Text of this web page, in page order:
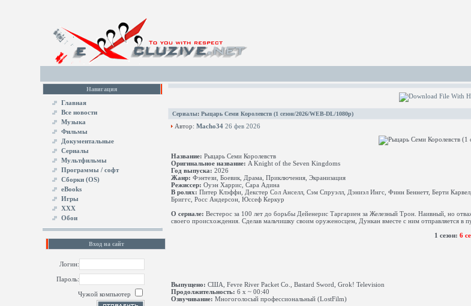
Навигация
Главная
Все новости
Музыка
Фильмы
Документальные
Сериалы
Мультфильмы
Программы / софт
Сборки (OS)
eBooks
Игры
XXX
Обои
Вход на сайт
Логин:
Пароль:
Чужой компьютер
Сериалы: Рыцарь Семи Королевств (1 сезон/2026/WEB-DL/1080p)
Автор: Macho34 26 фев 2026
Название: Рыцарь Семи Королевств
Оригинальное название: A Knight of the Seven Kingdoms
Год выпуска: 2026
Жанр: Фэнтези, Боевик, Драма, Приключения, Экранизация
Режиссер: Оуэн Харрис, Сара Адина
В ролях: Питер Клэффи, Декстер Сол Анселл, Сэм Спруэлл, Дэниэл Ингс, Финн Беннетт, Берти
Бриггс, Росс Андерсон, Юссеф Керкур
О сериале: Вестерос за 100 лет до борьбы Дейенерис Таргариен за Железный Трон. Наивный, но
своего происхождения. Сделав мальчишку своим оруженосцем, Дункан вместе с ним отправляется в
1 сезон: 6
Выпущено: США, Fevre River Packet Co., Bastard Sword, Grok! Television
Продолжительность: 6 х ~ 00:40
Озвучивание: Многоголосый профессиональный (LostFilm)